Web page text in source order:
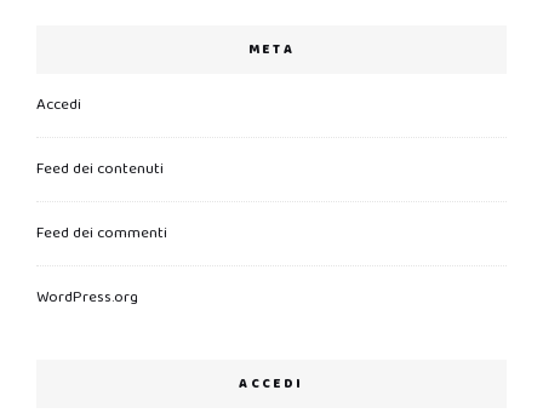
META
Accedi
Feed dei contenuti
Feed dei commenti
WordPress.org
ACCEDI